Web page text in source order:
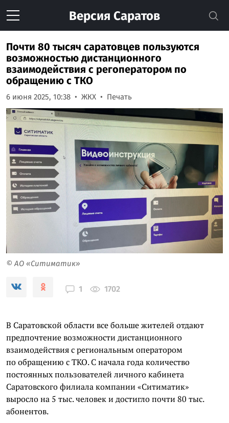
Версия Саратов
Почти 80 тысяч саратовцев пользуются
возможностью дистанционного
взаимодействия с регоператором по
обращению с ТКО
6 июня 2025, 10:38 ЖКХ Печать
© АО «Ситиматик»
1 1702
В Саратовской области все больше жителей отдают
предпочтение возможности дистанционного
взаимодействия с региональным оператором
по обращению с ТКО. С начала года количество
постоянных пользователей личного кабинета
Саратовского филиала компании «Ситиматик»
выросло на 5 тыс. человек и достигло почти 80 тыс.
абонентов.